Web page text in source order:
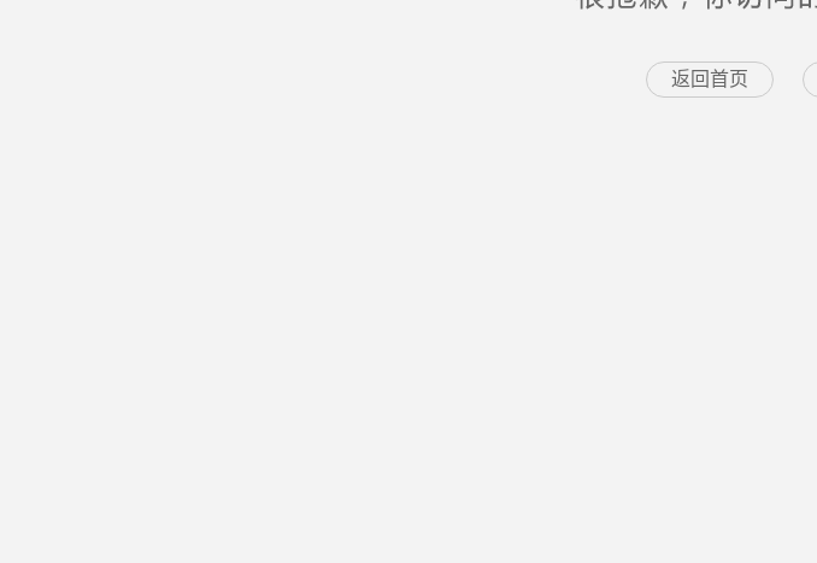
返回首页